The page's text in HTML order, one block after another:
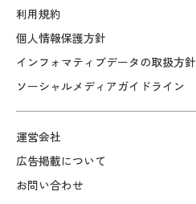
利用規約
個人情報保護方針
インフォマティブデータの取扱方針
ソーシャルメディアガイドライン
運営会社
広告掲載について
お問い合わせ